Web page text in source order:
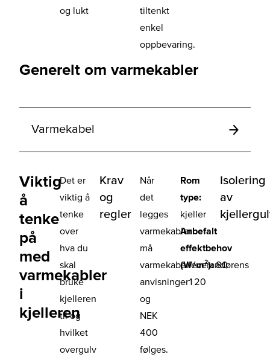
og lukt
tiltenkt
enkel
oppbevaring.
Generelt om varmekabler
Varmekabel
Viktig
å
tenke
på
med
varmekabler
i
kjelleren
Det er
viktig å
tenke
over
hva du
skal
bruke
kjelleren
til og
hvilket
overgulv
Krav
og
regler
Når
det
legges
varmekabler
må
varmekabelleverandørens
anvisninger
og
NEK
400
følges.
Rom
type:
kjeller
Anbefalt
effektbehov
(W/m²):80
– 120
Isolering
av